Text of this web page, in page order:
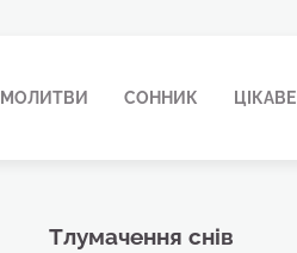
МОЛИТВИ СОННИК ЦІКАВЕ
Тлумачення снів